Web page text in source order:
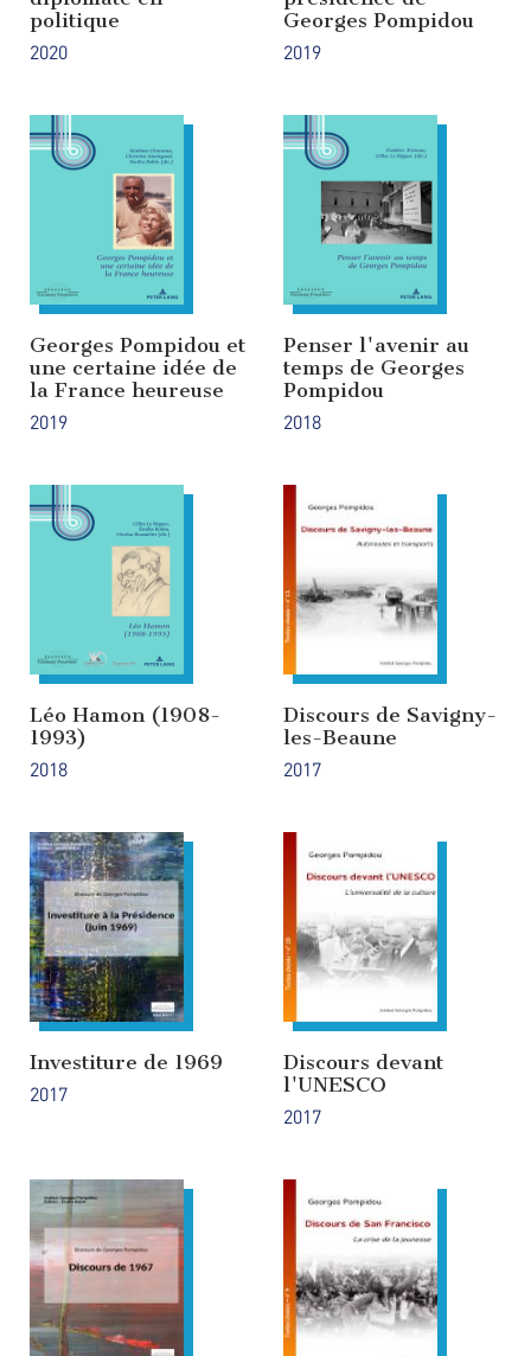
politique
2020
Georges Pompidou
2019
Georges Pompidou et
une certaine idée de
la France heureuse
2019
Penser l'avenir au
temps de Georges
Pompidou
2018
Léo Hamon (1908-
1993)
2018
Discours de Savigny-
les-Beaune
2017
Investiture de 1969
2017
Discours devant
l'UNESCO
2017